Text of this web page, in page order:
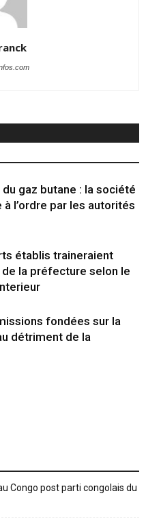
gaz butane : la société
à l’ordre par les autorités
établis traineraient
la préfecture selon le
fondées sur la
détriment de la
Congo post parti congolais du